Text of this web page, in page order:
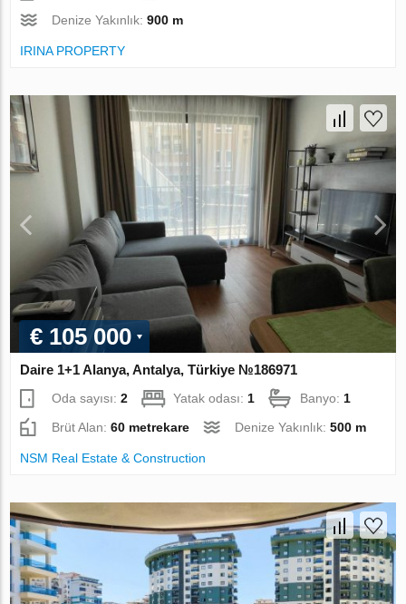
Denize Yakınlık:900 m
IRINA PROPERTY
€ 105 000
Daire 1+1 Alanya, Antalya, Türkiye №186971
Oda sayısı:2 Yatak odası: 1 Banyo: 1
Brüt Alan:60 metrekare Denize Yakınlık:500 m
NSM Real Estate & Construction